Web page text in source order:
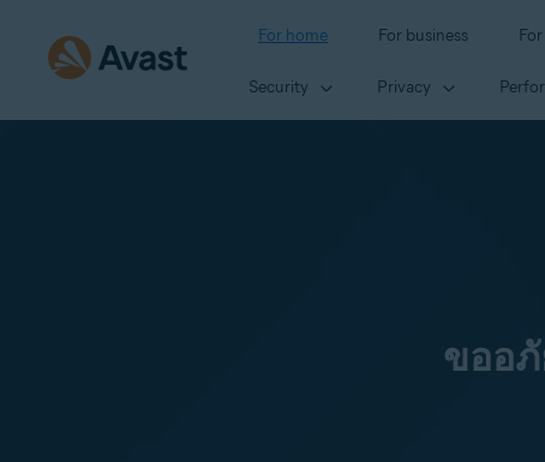
For home For business
Security Privacy
ขออภั